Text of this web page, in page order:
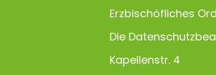
Erzbischöfliches
Die
Kapellenstr. 4